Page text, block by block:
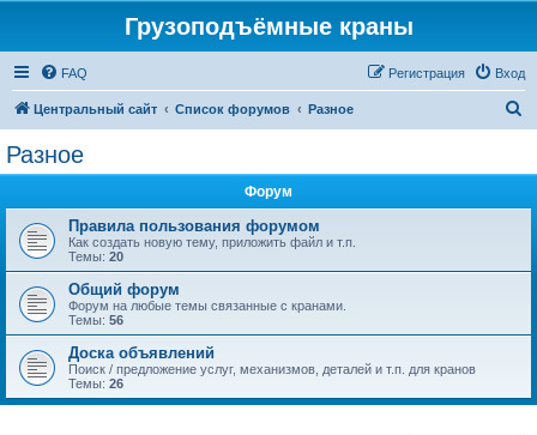
Грузоподъёмные краны
FAQ Вход
Регистрация
Центральный сайт Список форумов Разное
Разное
Форум
Правила пользования форумом
Как создать новую тему, приложить файл и т.п.
Темы: 20
Общий форум
Форум на любые темы связанные с кранами.
Темы: 56
Доска объявлений
Поиск / предложение услуг, механизмов, деталей и т.п. для кранов
Темы: 26